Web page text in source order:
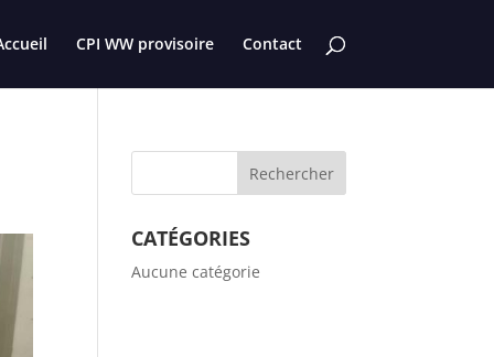
CPI WW provisoire Contact
CATÉGORIES
Aucune catégorie